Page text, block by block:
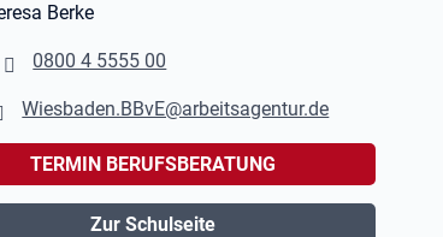
Berke
0800 4 5555 00
Wiesbaden.BBvE@arbeitsagentur.de
TERMIN BERUFSBERATUNG
Zur Schulseite